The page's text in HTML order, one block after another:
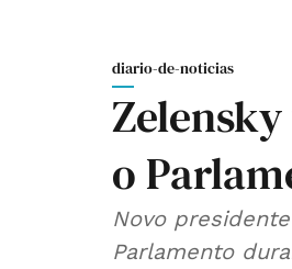
diario-de-noticias
o
Novo
Parlamento